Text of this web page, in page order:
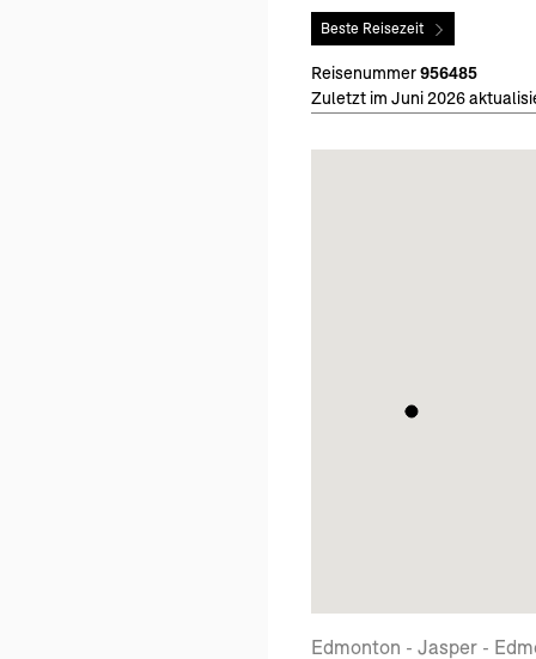
Beste Reisezeit
Reisenummer956485
Zuletzt im Juni 2026
Edmonton - Jasper -